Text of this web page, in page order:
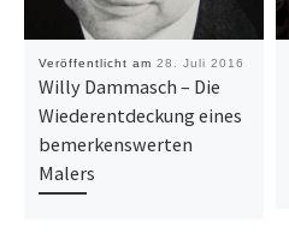
Veröffentlicht am 28. Juli 2016
Willy Dammasch – Die
Wiederentdeckung eines
bemerkenswerten
Malers